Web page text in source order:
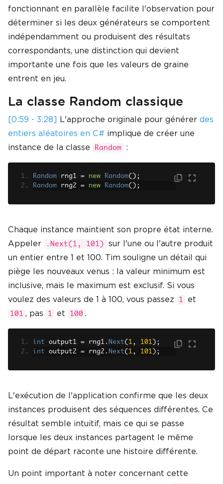
fonctionnant en parallèle facilite l'observation pour
déterminer si les deux générateurs se comportent
indépendamment ou produisent des résultats
correspondants, une distinction qui devient
importante une fois que les valeurs de graine
entrent en jeu.
La classe Random classique
[0:59 - 3:28] L'approche originale pour générer des
entiers aléatoires en C# implique de créer une
instance de la classe
Random :
Random rng1 = new Random();
Random rng2 = new Random();
Chaque instance maintient son propre état interne.
Appeler
.Next(1, 101)
sur l'une ou l'autre produit
un entier entre 1 et 100. Tim souligne un détail qui
piège les nouveaux venus : la valeur minimum est
inclusive, mais le maximum est exclusif. Si vous
voulez des valeurs de 1 à 100, vous passez
1 et
101 , pas 1 et 100 .
int output1 = rng1 . Next( 1, 101 );
int output2 = rng2 . Next( 1, 101 );
L'exécution de l'application confirme que les deux
instances produisent des séquences différentes. Ce
résultat semble intuitif, mais ce qui se passe
lorsque les deux instances partagent le même
point de départ raconte une histoire différente.
Un point important à noter concernant cette